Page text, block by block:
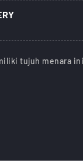
tujuh menara